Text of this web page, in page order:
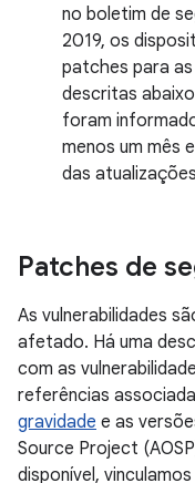
no boletim de
2019, os
patches para as
descritas
foram
menos um mês
das
Patches de
As vulnerabilidades
afetado. Há uma
com as
referências
gravidade e as
Source Project
disponível,